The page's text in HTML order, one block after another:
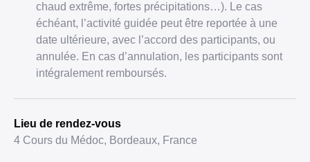
chaud extrême, fortes précipitations…). Le cas
échéant, l’activité guidée peut être reportée à une
date ultérieure, avec l’accord des participants, ou
annulée. En cas d’annulation, les participants sont
intégralement remboursés.
Lieu de rendez-vous
4 Cours du Médoc, Bordeaux, France